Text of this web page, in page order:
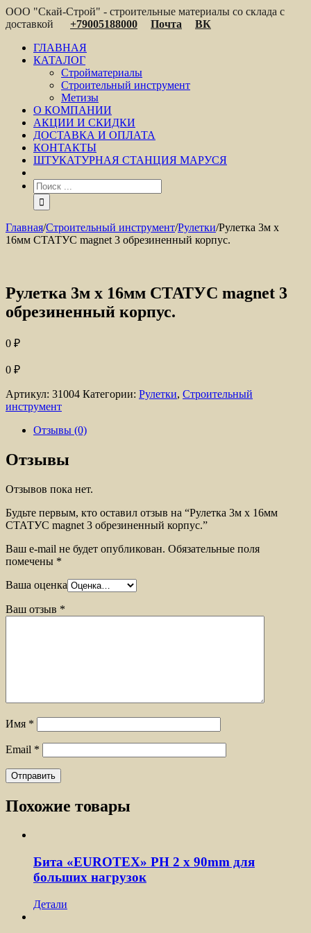
ООО "Скай-Строй" - строительные материалы со склада с
доставкой
+79005188000 Почта
ВК
ГЛАВНАЯ
КАТАЛОГ
Стройматериалы
Строительный инструмент
Метизы
О КОМПАНИИ
АКЦИИ И СКИДКИ
ДОСТАВКА И ОПЛАТА
КОНТАКТЫ
ШТУКАТУРНАЯ СТАНЦИЯ МАРУСЯ
Главная/Строительный инструмент/Рулетки/Рулетка 3м х
16мм СТАТУС magnet 3 обрезиненный корпус.
Рулетка 3м х 16мм СТАТУС magnet 3
обрезиненный корпус.
0 ₽
0 ₽
Артикул: 31004 Категории: Рулетки, Строительный
инструмент
Отзывы (0)
Отзывы
Отзывов пока нет.
Будьте первым, кто оставил отзыв на “Рулетка 3м х 16мм
СТАТУС magnet 3 обрезиненный корпус.”
Ваш e-mail не будет опубликован. Обязательные поля
помечены *
Ваша оценка
Ваш отзыв *
Имя *
Email *
Похожие товары
Бита «EUROTEX» PH 2 х 90mm для
больших нагрузок
Детали